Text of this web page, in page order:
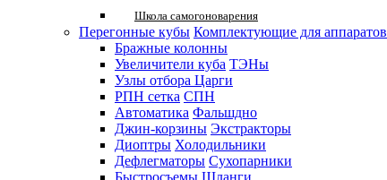
Школа самогоноварения
Перегонные кубы Комплектующие для аппаратов
Бражные колонны
Увеличители куба ТЭНы
Узлы отбора Царги
РПН сетка СПН
Автоматика Фальшдно
Джин-корзины Экстракторы
Диоптры Холодильники
Дефлегматоры Сухопарники
Быстросъемы Шланги